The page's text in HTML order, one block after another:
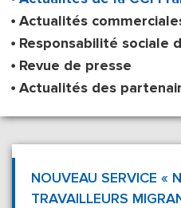
Actualités
Responsabilité sociale
Revue de presse
Actualités des
NOUVEAU SERVICE «
TRAVAILLEURS